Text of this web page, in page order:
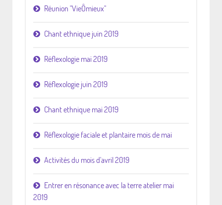
Réunion "VieÔmieux"
Chant ethnique juin 2019
Réflexologie mai 2019
Réflexologie juin 2019
Chant ethnique mai 2019
Réflexologie faciale et plantaire mois de mai
Activités du mois d'avril 2019
Entrer en résonance avec la terre atelier mai
2019